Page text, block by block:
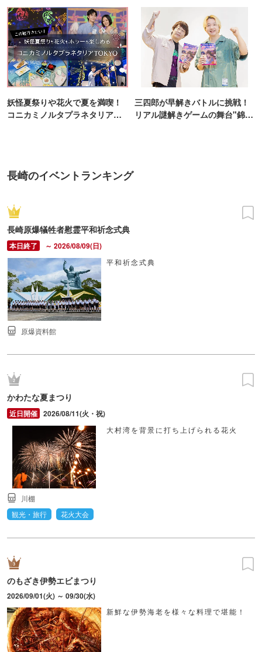
妖怪夏祭りや花火で夏を満喫！
コニカミノルタプラネタリア
三四郎が早解きバトルに挑戦！
リアル謎解きゲームの舞台"錦糸
長崎のイベントランキング
長崎原爆犠牲者慰霊平和祈念式典
～ 2026/08/09(日)
平和祈念式典
原爆資料館
かわたな夏まつり
2026/08/11(火・祝)
大村湾を背景に打ち上げられる花火
川棚
観光・旅行
花火大会
のもざき伊勢エビまつり
2026/09/01(火) ～ 09/30(水)
新鮮な伊勢海老を様々な料理で堪能！